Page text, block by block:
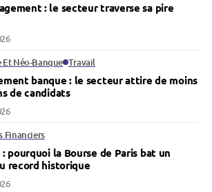
: le secteur traverse sa pire
Et Néo-Banque Travail
banque : le secteur attire de moins
de candidats
Financiers
: pourquoi la Bourse de Paris bat un
record historique